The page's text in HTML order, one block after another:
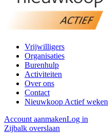
Vrijwilligers
Organisaties
Burenhulp
Activiteiten
Over ons
Contact
Nieuwkoop Actief weken
Account aanmakenLog in
Zijbalk overslaan